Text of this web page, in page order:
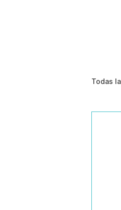
Todas